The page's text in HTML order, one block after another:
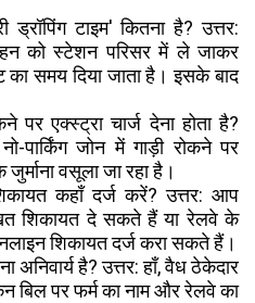
टाइम' कितना है? उत्तर:
को स्टेशन परिसर में ले जाकर
समय दिया जाता है। इसके बाद
पर एक्स्ट्रा चार्ज देना होता है?
पार्किंग जोन में गाड़ी रोकने पर
वसूला जा रहा है।
कहाँ दर्ज करें? उत्तर: आप
शिकायत दे सकते हैं या रेलवे के
शिकायत दर्ज करा सकते हैं।
अनिवार्य है? उत्तर: हाँ, वैध ठेकेदार
बिल पर फर्म का नाम और रेलवे का